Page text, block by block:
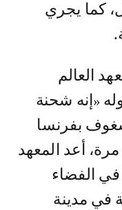
كما يجري
العالم
«إنه شحنة
بفرنسا
أعد المعهد
الفضاء
في مدينة